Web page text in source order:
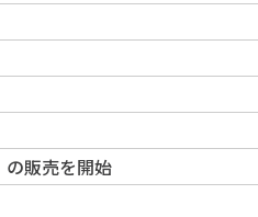
の販売を開始